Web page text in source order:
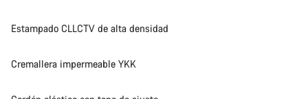
Estampado CLLCTV de alta densidad
Cremallera impermeable YKK